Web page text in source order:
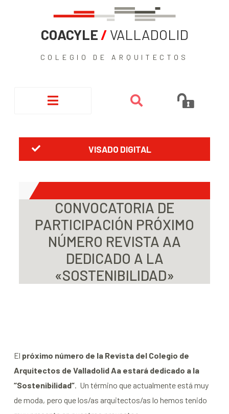
COACYLE / VALLADOLID
COLEGIO DE ARQUITECTOS
VISADO DIGITAL
CONVOCATORIA DE
PARTICIPACIÓN PRÓXIMO
NÚMERO REVISTA AA
DEDICADO A LA
«SOSTENIBILIDAD»
El próximo número de la Revista del Colegio de
Arquitectos de Valladolid Aa estará dedicado a la
“Sostenibilidad”. Un término que actualmente está muy
de moda, pero que los/as arquitectos/as lo hemos tenido